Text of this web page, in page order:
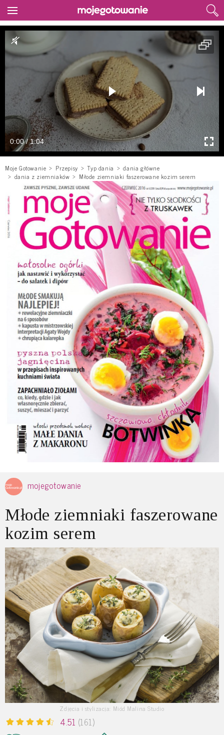
0:00 / 1:04
Moje Gotowanie Przepisy Typ dania
dania główne
dania z ziemniaków
Młode ziemniaki faszerowane kozim serem
mojegotowanie
Młode ziemniaki faszerowane
kozim serem
Zdjęcia i stylizacja: Miód Malina Studio
4.51 (161)